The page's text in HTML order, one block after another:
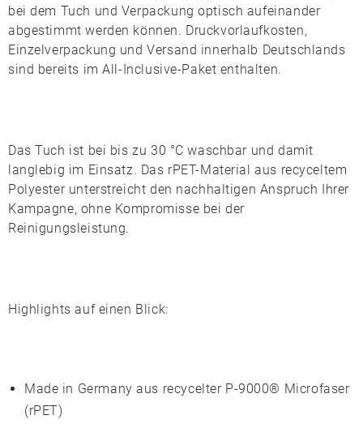
bei dem Tuch und Verpackung optisch aufeinander
abgestimmt werden können. Druckvorlaufkosten,
Einzelverpackung und Versand innerhalb Deutschlands
sind bereits im All-Inclusive-Paket enthalten.
Das Tuch ist bei bis zu 30 °C waschbar und damit
langlebig im Einsatz. Das rPET-Material aus recyceltem
Polyester unterstreicht den nachhaltigen Anspruch Ihrer
Kampagne, ohne Kompromisse bei der
Reinigungsleistung.
Highlights auf einen Blick:
Made in Germany aus recycelter P-9000® Microfaser
(rPET)